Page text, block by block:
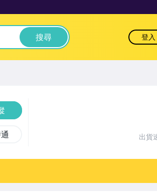
搜尋 登入
出貨